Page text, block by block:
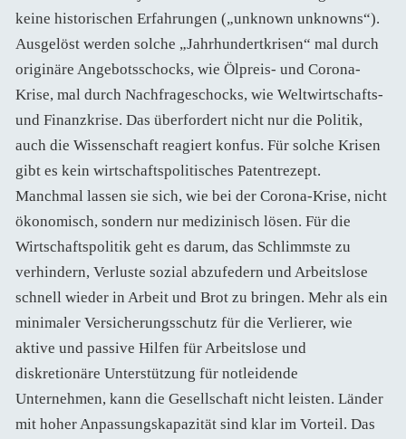
keine historischen Erfahrungen („unknown unknowns“).
Ausgelöst werden solche „Jahrhundertkrisen“ mal durch
originäre Angebotsschocks, wie Ölpreis- und Corona-
Krise, mal durch Nachfrageschocks, wie Weltwirtschafts-
und Finanzkrise. Das überfordert nicht nur die Politik,
auch die Wissenschaft reagiert konfus. Für solche Krisen
gibt es kein wirtschaftspolitisches Patentrezept.
Manchmal lassen sie sich, wie bei der Corona-Krise, nicht
ökonomisch, sondern nur medizinisch lösen. Für die
Wirtschaftspolitik geht es darum, das Schlimmste zu
verhindern, Verluste sozial abzufedern und Arbeitslose
schnell wieder in Arbeit und Brot zu bringen. Mehr als ein
minimaler Versicherungsschutz für die Verlierer, wie
aktive und passive Hilfen für Arbeitslose und
diskretionäre Unterstützung für notleidende
Unternehmen, kann die Gesellschaft nicht leisten. Länder
mit hoher Anpassungskapazität sind klar im Vorteil. Das